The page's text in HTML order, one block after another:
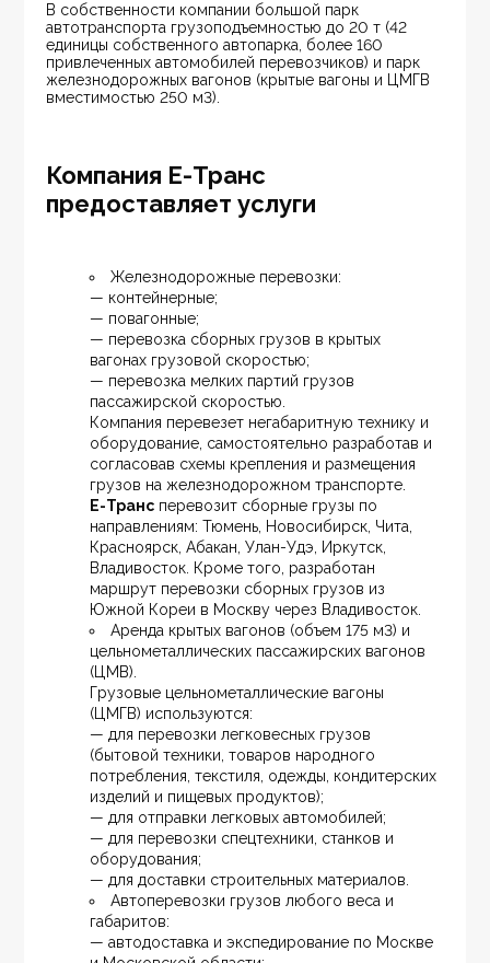
В собственности компании большой парк
автотранспорта грузоподъемностью до 20 т (42
единицы собственного автопарка, более 160
привлеченных автомобилей перевозчиков) и парк
железнодорожных вагонов (крытые вагоны и ЦМГВ
вместимостью 250 м3).
Компания Е-Транс
предоставляет услуги
Железнодорожные перевозки:
— контейнерные;
— повагонные;
— перевозка сборных грузов в крытых
вагонах грузовой скоростью;
— перевозка мелких партий грузов
пассажирской скоростью.
Компания перевезет негабаритную технику и
оборудование, самостоятельно разработав и
согласовав схемы крепления и размещения
грузов на железнодорожном транспорте.
Е-Транс перевозит сборные грузы по
направлениям: Тюмень, Новосибирск, Чита,
Красноярск, Абакан, Улан-Удэ, Иркутск,
Владивосток. Кроме того, разработан
маршрут перевозки сборных грузов из
Южной Кореи в Москву через Владивосток.
Аренда крытых вагонов (объем 175 м3) и
цельнометаллических пассажирских вагонов
(ЦМВ).
Грузовые цельнометаллические вагоны
(ЦМГВ) используются:
— для перевозки легковесных грузов
(бытовой техники, товаров народного
потребления, текстиля, одежды, кондитерских
изделий и пищевых продуктов);
— для отправки легковых автомобилей;
— для перевозки спецтехники, станков и
оборудования;
— для доставки строительных материалов.
Автоперевозки грузов любого веса и
габаритов:
— автодоставка и экспедирование по Москве